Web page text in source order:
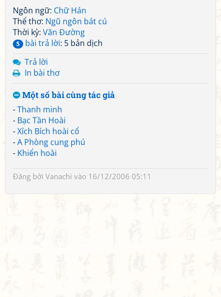
Ngôn ngữ: Chữ Hán
Thể thơ: Ngũ ngôn bát cú
Thời kỳ: Vãn Đường
5 bài trả lời: 5 bản dịch
Trả lời
In bài thơ
Một số bài cùng tác giả
-Thanh minh
- Bạc Tần Hoài
-Xích Bích hoài cổ
-A Phòng cung phú
- Khiển hoài
Đăng bởi Vanachi vào 16/12/2006 05:11